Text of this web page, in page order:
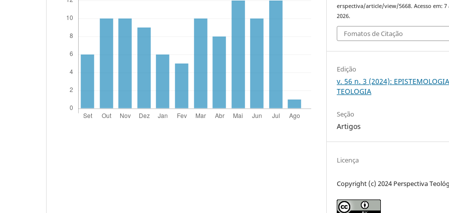
erspectiva/article/view/5668. Acesso em: 7
2026.
Fomatos de Citação
Edição
v. 56 n. 3 (2024):
TEOLOGIA
Seção
Artigos
Licença
Copyright (c) 2024 Perspectiva